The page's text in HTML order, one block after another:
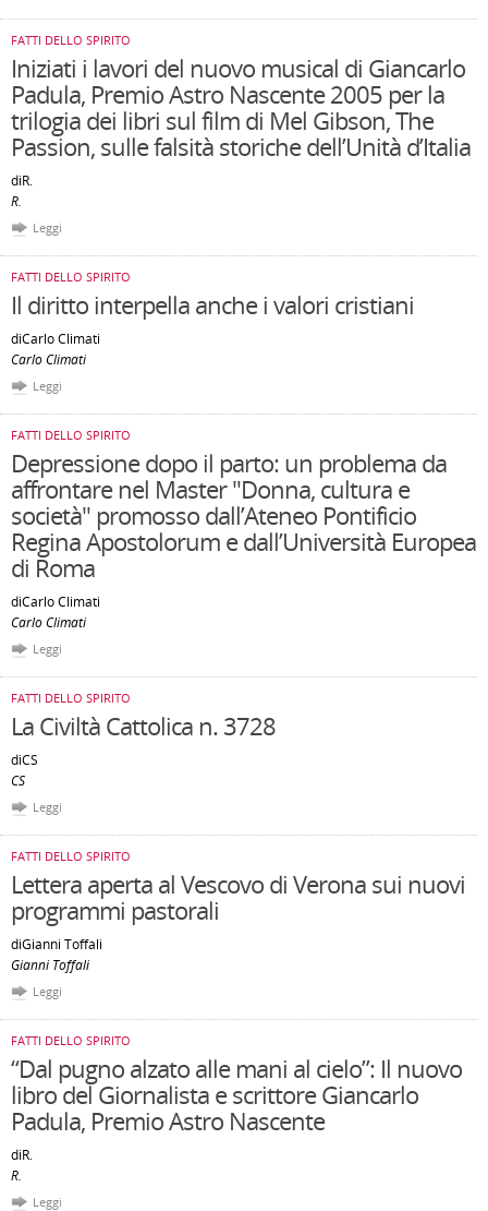
FATTI DELLO SPIRITO
Iniziati i lavori del nuovo musical di Giancarlo
Padula, Premio Astro Nascente 2005 per la
trilogia dei libri sul film di Mel Gibson, The
Passion, sulle falsità storiche dell’Unità d’Italia
diR.
R.
Leggi
FATTI DELLO SPIRITO
Il diritto interpella anche i valori cristiani
diCarlo Climati
Carlo Climati
Leggi
FATTI DELLO SPIRITO
Depressione dopo il parto: un problema da
affrontare nel Master "Donna, cultura e
società" promosso dall’Ateneo Pontificio
Regina Apostolorum e dall’Università Europea
di Roma
diCarlo Climati
Carlo Climati
Leggi
FATTI DELLO SPIRITO
La Civiltà Cattolica n. 3728
diCS
CS
Leggi
FATTI DELLO SPIRITO
Lettera aperta al Vescovo di Verona sui nuovi
programmi pastorali
diGianni Toffali
Gianni Toffali
Leggi
FATTI DELLO SPIRITO
“Dal pugno alzato alle mani al cielo”: Il nuovo
libro del Giornalista e scrittore Giancarlo
Padula, Premio Astro Nascente
diR.
R.
Leggi